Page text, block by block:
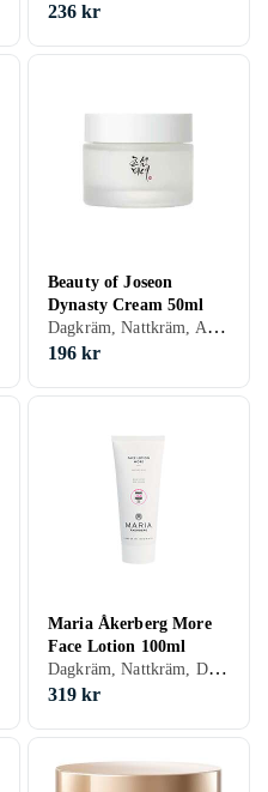
236 kr
Beauty of Joseon
Dynasty Cream 50ml
Dagkräm, Nattkräm, Anti age, Dam, Återfuktande, Lyster, Motverkar rynkor, Regenererande, Balanserande, Närande, Oljefri, Upplysande, Normal, Blandad, Torr, Fet, Alla, Känslig, Mogen
196 kr
Maria Åkerberg More
Face Lotion 100ml
Dagkräm, Nattkräm, Dam, Balanserande, Normal, Torr, Känslig, Mogen
319 kr